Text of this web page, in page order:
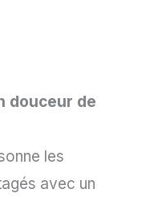
douceur de
les
avec un